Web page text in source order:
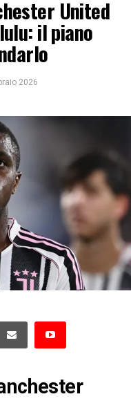
United
il piano
2026